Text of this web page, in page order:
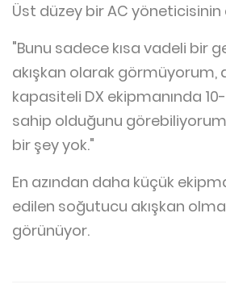
Üst düzey bir AC yöneticisinin
"Bunu sadece kısa vadeli bir
akışkan olarak görmüyorum,
kapasiteli DX ekipmanında 10-
sahip olduğunu
bir şey yok."
En azından daha küçük
edilen soğutucu akışkan
görünüyor.